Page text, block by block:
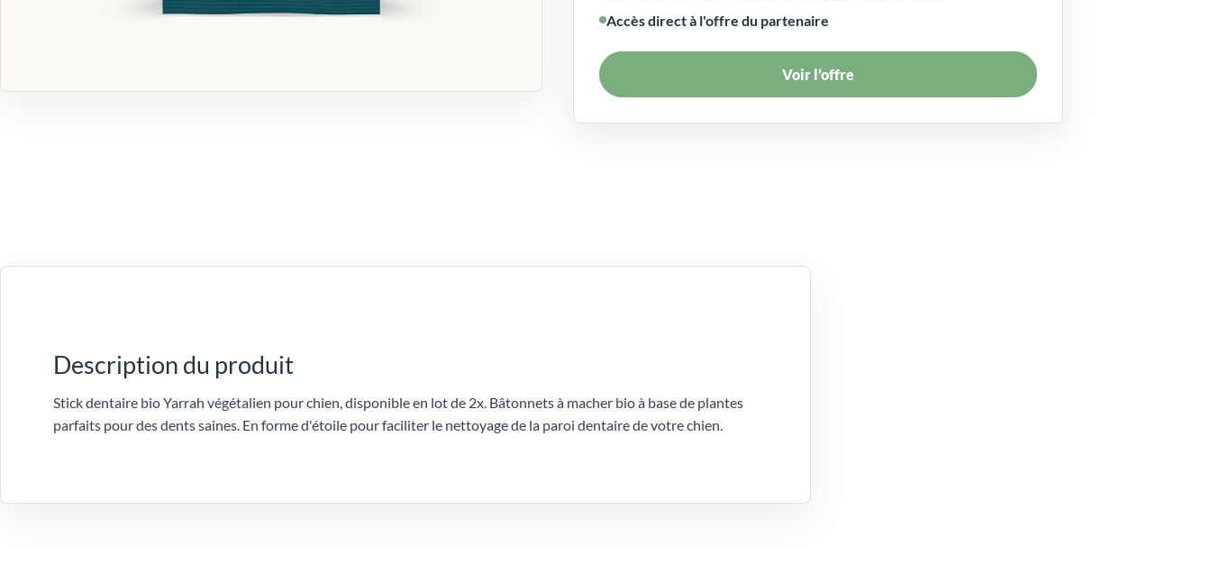
Accès direct à l'offre du partenaire
Voir l’offre
Description du produit
Stick dentaire bio Yarrah végétalien pour chien, disponible en lot de 2x. Bâtonnets à macher bio à base de plantes
parfaits pour des dents saines. En forme d'étoile pour faciliter le nettoyage de la paroi dentaire de votre chien.